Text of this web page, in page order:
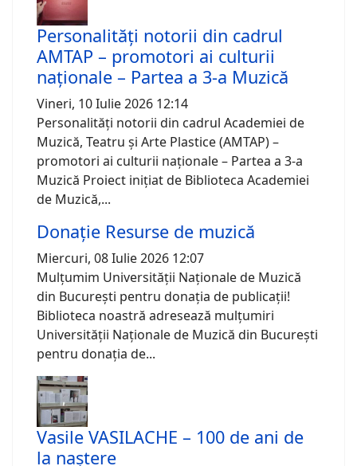
Personalități notorii din cadrul
AMTAP – promotori ai culturii
naționale – Partea a 3-a Muzică
Vineri, 10 Iulie 2026 12:14
Personalități notorii din cadrul Academiei de
Muzică, Teatru și Arte Plastice (AMTAP) –
promotori ai culturii naționale – Partea a 3-a
Muzică Proiect inițiat de Biblioteca Academiei
de Muzică,...
Donație Resurse de muzică
Miercuri, 08 Iulie 2026 12:07
Mulțumim Universității Naționale de Muzică
din București pentru donația de publicații!
Biblioteca noastră adresează mulțumiri
Universității Naționale de Muzică din București
pentru donația de...
Vasile VASILACHE – 100 de ani de
la naștere